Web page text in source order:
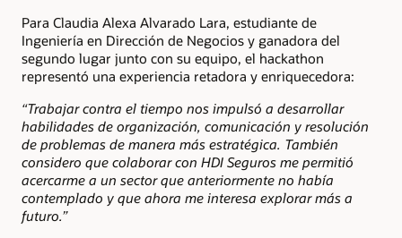
Para Claudia Alexa Alvarado Lara, estudiante de
Ingeniería en Dirección de Negocios y ganadora del
segundo lugar junto con su equipo, el hackathon
representó una experiencia retadora y enriquecedora:
“Trabajar contra el tiempo nos impulsó a desarrollar
habilidades de organización, comunicación y resolución
de problemas de manera más estratégica. También
considero que colaborar con HDI Seguros me permitió
acercarme a un sector que anteriormente no había
contemplado y que ahora me interesa explorar más a
futuro.”